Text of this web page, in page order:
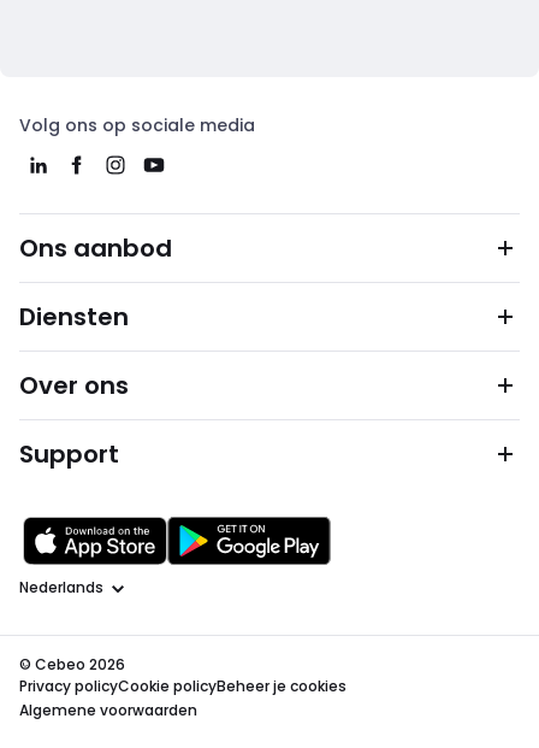
Volg ons op sociale media
Ons aanbod
Diensten
Over ons
Support
Taal
© Cebeo 2026
Privacy policyCookie policyBeheer je cookies
Algemene voorwaarden